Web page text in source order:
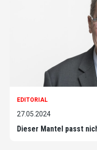
EDITORIAL
27.05.2024
Dieser Mantel passt